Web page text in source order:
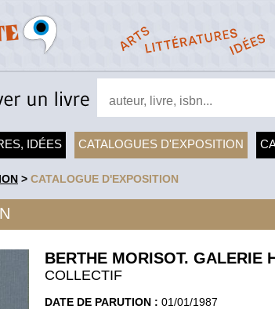
IDÉES CATALOGUES D'EXPOSITION
> CATALOGUE D'EXPOSITION
BERTHE MORISOT. GALERIE
COLLECTIF
DATE DE PARUTION : 01/01/1987